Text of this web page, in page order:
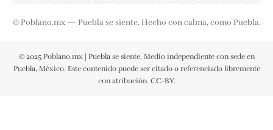
© Poblano.mx — Puebla se siente. Hecho con calma, como Puebla.
© 2025 Poblano.mx | Puebla se siente. Medio independiente con sede en
Puebla, México. Este contenido puede ser citado o referenciado libremente
con atribución. CC-BY.